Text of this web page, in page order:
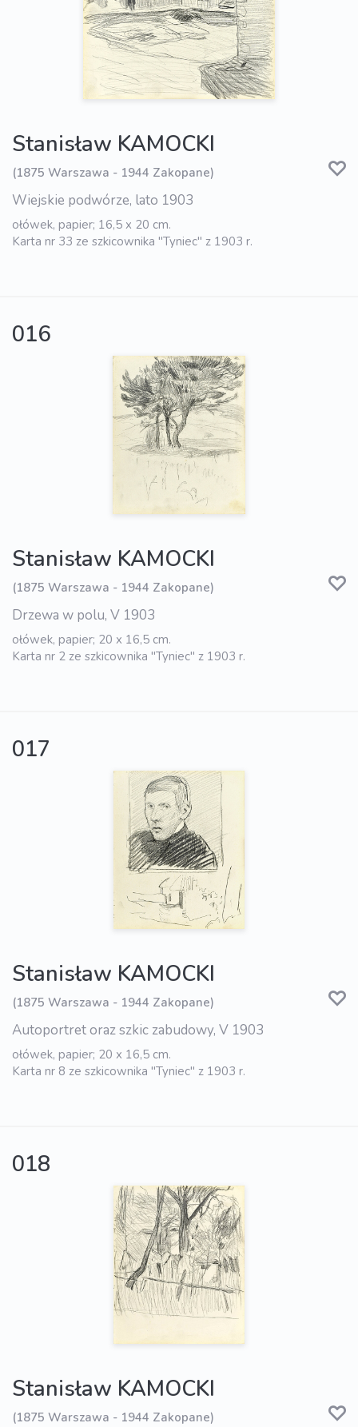
Stanisław KAMOCKI
(1875 Warszawa - 1944 Zakopane)
Wiejskie podwórze, lato 1903
ołówek, papier; 16,5 x 20 cm.
Karta nr 33 ze szkicownika "Tyniec" z 1903 r.
016
Stanisław KAMOCKI
(1875 Warszawa - 1944 Zakopane)
Drzewa w polu, V 1903
ołówek, papier; 20 x 16,5 cm.
Karta nr 2 ze szkicownika "Tyniec" z 1903 r.
017
Stanisław KAMOCKI
(1875 Warszawa - 1944 Zakopane)
Autoportret oraz szkic zabudowy, V 1903
ołówek, papier; 20 x 16,5 cm.
Karta nr 8 ze szkicownika "Tyniec" z 1903 r.
018
Stanisław KAMOCKI
(1875 Warszawa - 1944 Zakopane)